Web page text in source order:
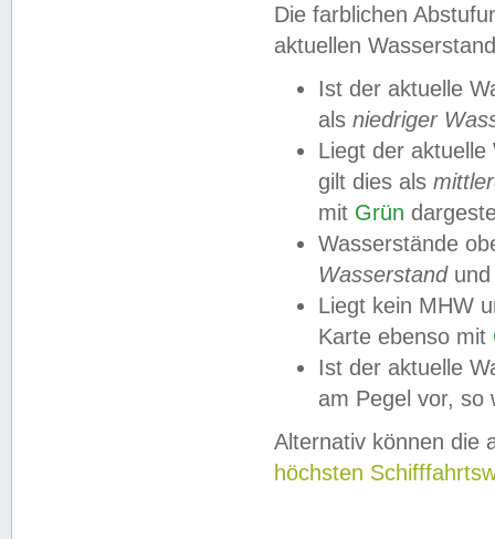
Die farblichen
aktuellen
Ist der aktuelle
als niedriger
Liegt der
gilt dies als
mit Grün
Wasserstände
Wasserstandund
Liegt kein MHW
Karte ebenso mit
Ist der aktuelle
am Pegel vor,
Alternativ können die
höchsten